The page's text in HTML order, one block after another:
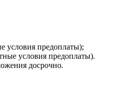
условия предоплаты);
условия предоплаты).
досрочно.